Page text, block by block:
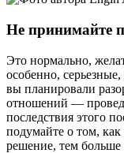
Не принимайте
Это нормально,
особенно,
вы планировали
отношений —
последствия этого
подумайте о том,
решение, тем